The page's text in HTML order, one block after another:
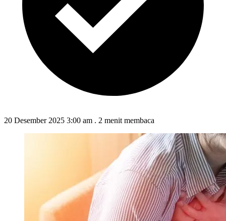
20 Desember 2025 3:00 am . 2 menit membaca